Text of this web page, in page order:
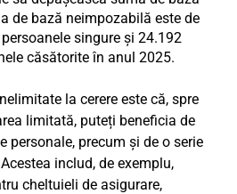
de bază neimpozabilă este de
singure și 24.192
căsătorite în anul 2025.
la cerere este că, spre
limitată, puteți beneficia de
precum și de o serie
includ, de exemplu,
cheltuieli de asigurare,